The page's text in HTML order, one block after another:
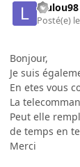
loulou98
Posté(e)
Bonjour,
Je suis
En etes vous
La
Peut elle
de temps en
Merci